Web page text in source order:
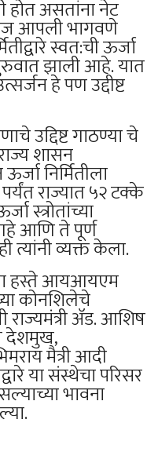
होत असतांना नेट
आपली भागवणे
स्वत:ची ऊर्जा
झाली आहे. यात
हे पण उद्दीष्ट
उद्दिष्ट गाठण्या चे
शासन
निर्मितीला
राज्यात ५२ टक्के
स्त्रोतांच्या
आणि ते पूर्ण
त्यांनी व्यक्त केला.
हस्ते आयआयएम
कोनशिलेचे
ॲड. आशिष
देशमुख,
मैत्री आदी
या संस्थेचा परिसर
भावना